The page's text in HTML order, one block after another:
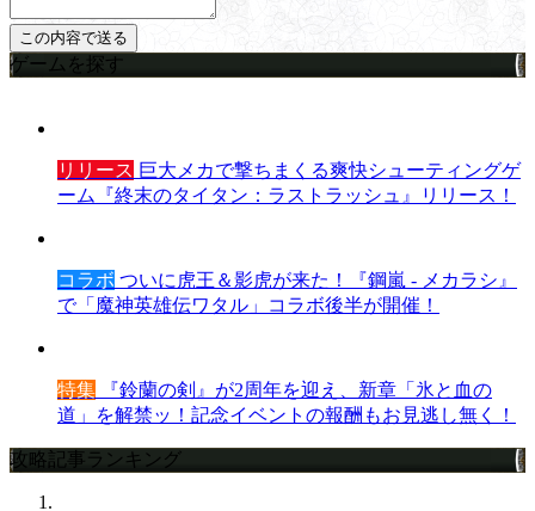
ゲームを探す
リリース 巨大メカで撃ちまくる爽快シューティングゲ
ーム『終末のタイタン：ラストラッシュ』リリース！
コラボ ついに虎王＆影虎が来た！『鋼嵐 - メカラシ』
で「魔神英雄伝ワタル」コラボ後半が開催！
特集 『鈴蘭の剣』が2周年を迎え、新章「氷と血の
道」を解禁ッ！記念イベントの報酬もお見逃し無く！
攻略記事ランキング